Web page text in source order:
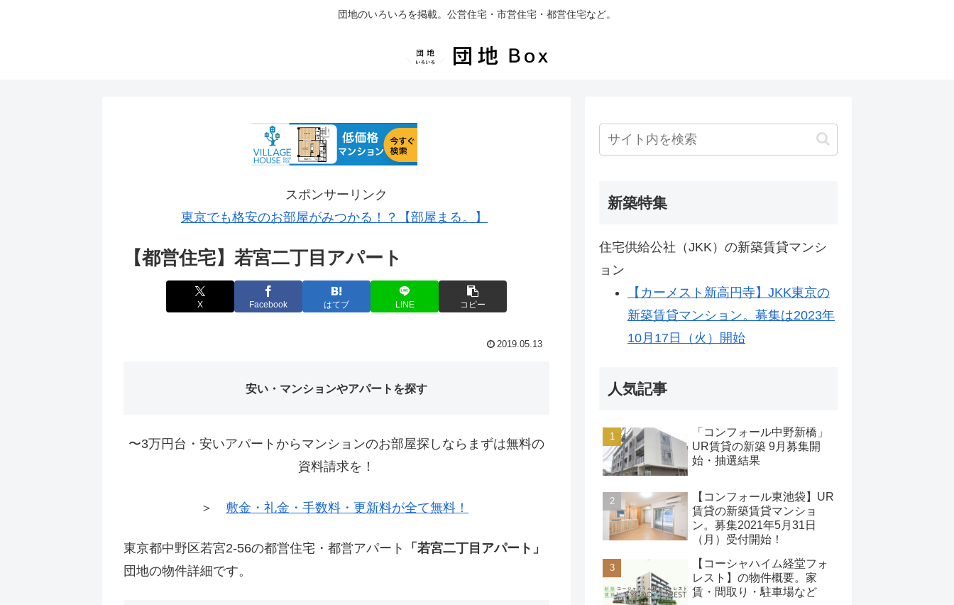
団地のいろいろを掲載。公営住宅・市営住宅・都営住宅など。
スポンサーリンク
東京でも格安のお部屋がみつかる！？【部屋まる。】
【都営住宅】若宮二丁目アパート
X Facebook はてブ LINE コピー
2019.05.13
安い・マンションやアパートを探す
〜3万円台・安いアパートからマンションのお部屋探しならまずは無料の
資料請求を！
＞ 敷金・礼金・手数料・更新料が全て無料！
東京都中野区若宮2-56の都営住宅・都営アパート
「若宮二丁目アパート」
団地の物件詳細です。
新築特集
住宅供給公社（JKK）の新築賃貸マンシ
ョン
【カーメスト新高円寺】JKK東京の
新築賃貸マンション。募集は2023年
10月17日（火）開始
人気記事
「コンフォール中野新橋」
UR賃貸の新築 9月募集開
始・抽選結果
【コンフォール東池袋】UR
賃貸の新築賃貸マンショ
ン。募集2021年5月31日
（月）受付開始！
【コーシャハイム経堂フォ
レスト】の物件概要。家
賃・間取り・駐車場など